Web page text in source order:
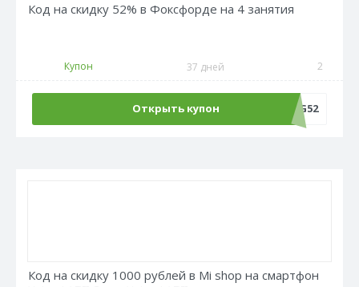
Код на скидку 52% в Фоксфорде на 4 занятия
Купон 37 дней 2
Открыть купон LANG52
Код на скидку 1000 рублей в Mi shop на смартфон